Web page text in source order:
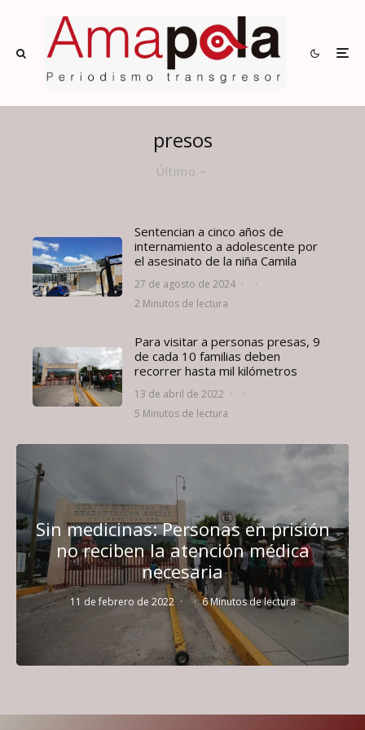
presos
Último
Sentencian a cinco años de
internamiento a adolescente por
el asesinato de la niña Camila
27 de agosto de 2024 ·
·
2 Minutos de lectura
Para visitar a personas presas, 9
de cada 10 familias deben
recorrer hasta mil kilómetros
13 de abril de 2022 ·
·
5 Minutos de lectura
Sin medicinas: Personas en prisión
no reciben la atención médica
necesaria
11 de febrero de 2022 · · 6 Minutos de lectura